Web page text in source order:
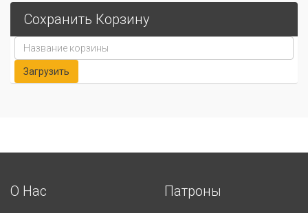
Сохранить Корзину
О Нас Патроны